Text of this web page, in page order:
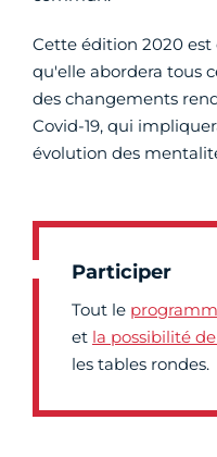
Cette édition 2020
qu'elle abordera tous
des changements
Covid-19, qui
évolution des
Participer
Tout le
et la possibilité
les tables rondes.